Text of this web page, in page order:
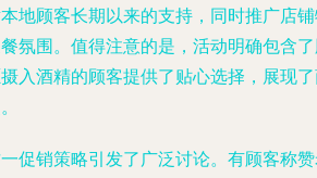
地顾客长期以来的支持，同时推广店
氛围。值得注意的是，活动明确包含
入酒精的顾客提供了贴心选择，展现
促销策略引发了广泛讨论。有顾客称